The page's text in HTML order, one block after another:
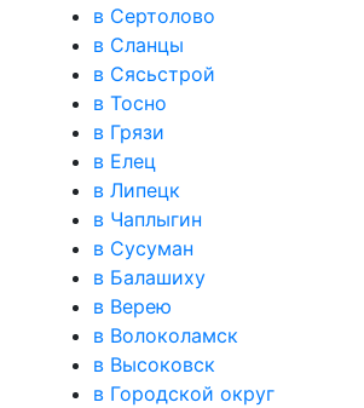
в Сертолово
в Сланцы
в Сясьстрой
в Тосно
в Грязи
в Елец
в Липецк
в Чаплыгин
в Сусуман
в Балашиху
в Верею
в Волоколамск
в Высоковск
в Городской округ